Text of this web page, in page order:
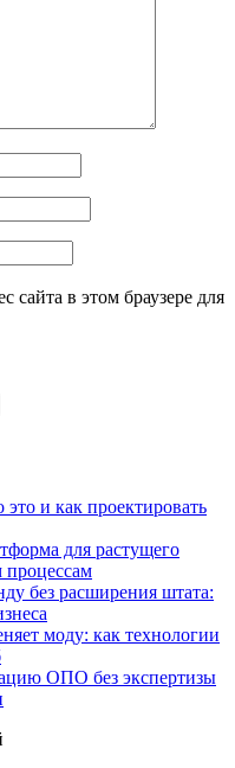
сайта в этом браузере для
и как проектировать
для растущего
процессам
без расширения штата:
моду: как технологии
ОПО без экспертизы